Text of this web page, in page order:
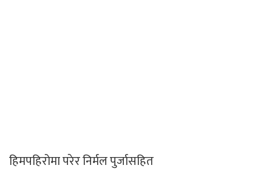
हिमपहिरोमा परेर निर्मल पुर्जासहित